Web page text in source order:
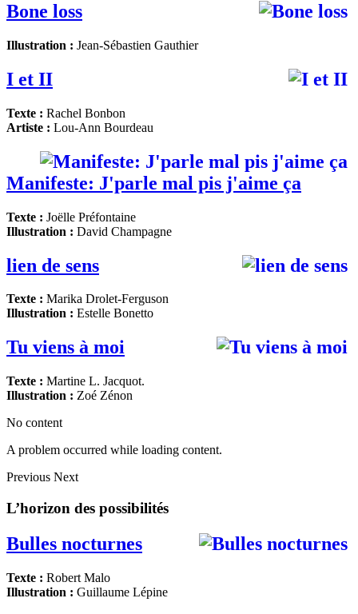
Bone loss
Illustration : Jean-Sébastien Gauthier
I et II
Texte : Rachel Bonbon
Artiste : Lou-Ann Bourdeau
Manifeste: J'parle mal pis j'aime ça
Texte : Joëlle Préfontaine
Illustration : David Champagne
lien de sens
Texte : Marika Drolet-Ferguson
Illustration : Estelle Bonetto
Tu viens à moi
Texte : Martine L. Jacquot.
Illustration : Zoé Zénon
No content
A problem occurred while loading content.
Previous Next
L’horizon des possibilités
Bulles nocturnes
Texte : Robert Malo
Illustration : Guillaume Lépine